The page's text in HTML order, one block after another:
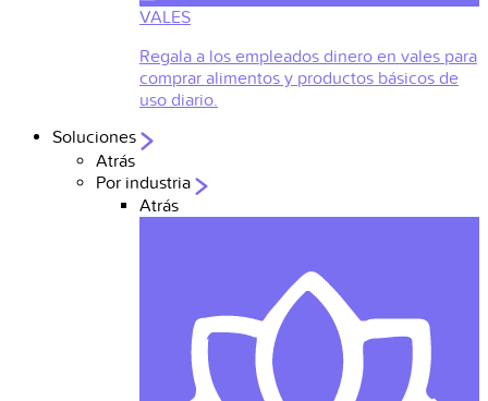
VALES
Regala a los empleados dinero en vales para
comprar alimentos y productos básicos de
uso diario.
Soluciones
Atrás
Por industria
Atrás